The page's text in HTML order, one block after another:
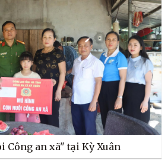
Công an xã" tại Kỳ Xuân